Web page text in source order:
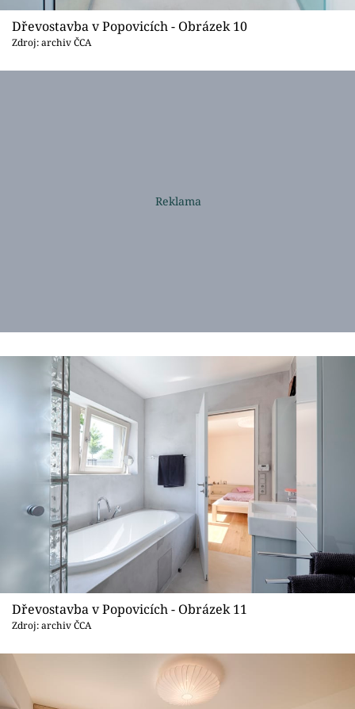
Dřevostavba v Popovicích - Obrázek 10
Zdroj: archiv ČCA
Dřevostavba v Popovicích - Obrázek 11
Zdroj: archiv ČCA